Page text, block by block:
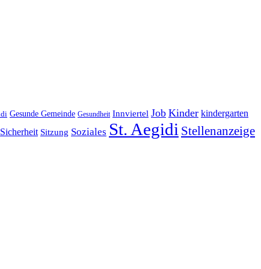
Gesunde Gemeinde Gesundheit Innviertel Job Kinder kindergarten
Sicherheit Sitzung Soziales St. Aegidi Stellenanzeige